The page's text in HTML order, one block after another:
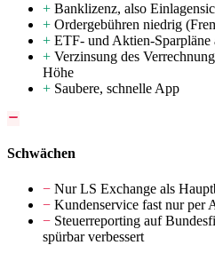
+ Banklizenz, also
+ Ordergebühren niedrig
+ ETF- und Aktien-Sparpläne
+ Verzinsung des
Höhe
+ Saubere, schnelle App
Schwächen
− Nur LS Exchange als
− Kundenservice fast nur per
− Steuerreporting auf
spürbar verbessert